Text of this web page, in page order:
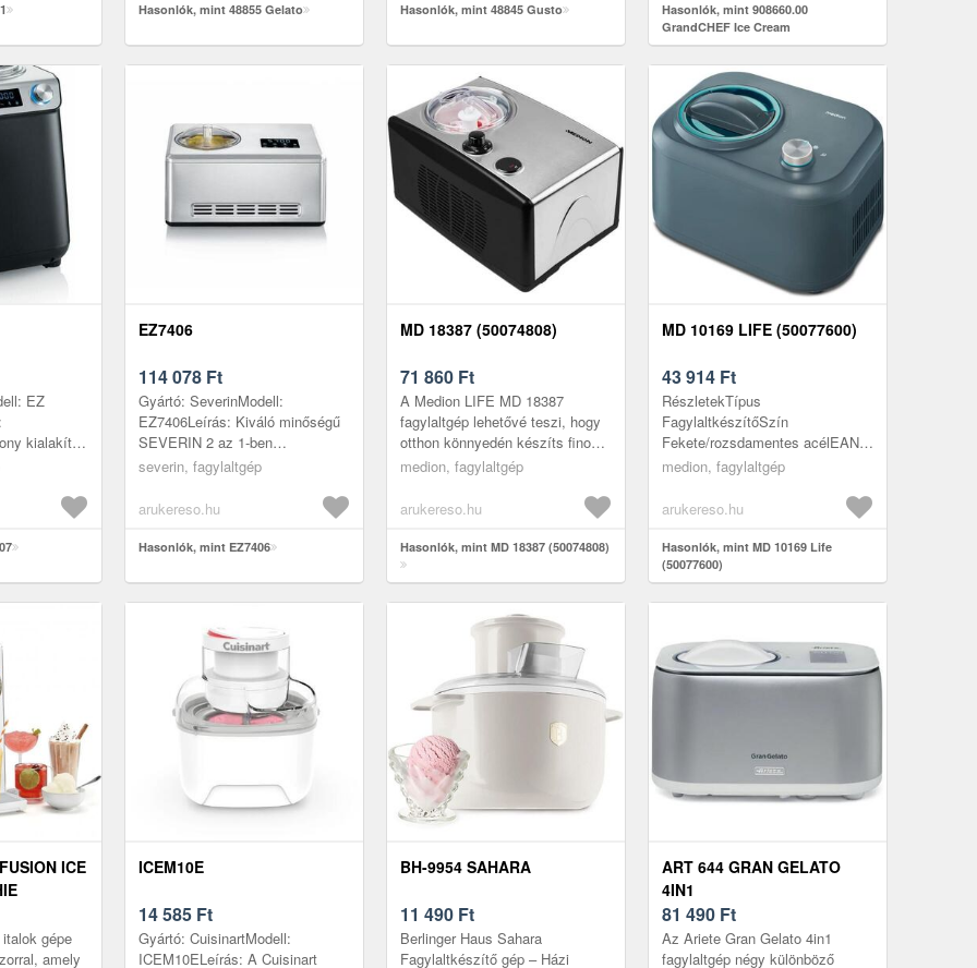
Hasonlók, mint 48855 Gelato Hasonlók, mint 48845 Gusto
Hasonlók, mint 908660.00
GrandCHEF Ice Cream
EZ
kialakítás
az ...
EZ7406
114 078 Ft
Gyártó: SeverinModell:
EZ7406Leírás: Kiváló minőségű
SEVERIN 2 az 1-ben
fagylaltkészítő, amellyel
szorbettet, fagylaltot...
severin, fagylaltgép
arukereso.hu
Hasonlók, mint EZ7406
MD 18387 (50074808)
71 860 Ft
A Medion LIFE MD 18387
fagylaltgép lehetővé teszi, hogy
otthon könnyedén készíts finom
fagylaltot, fagyasztott joghurtot
medion, fagylaltgép
arukereso.hu
Hasonlók, mint MD 18387 (50074808)
MD 10169 LIFE (50077600)
43 914 Ft
RészletekTípus
FagylaltkészítőSzín
Fekete/rozsdamentes acélEAN
4061275225334Gyártó: nem.
ÉLETEMűködés Forgó vezérlés,
medion, fagylaltgép
arukereso.hu
Hasonlók, mint MD 10169 Life
(50077600)
ICE
gépe
amely
ICEM10E
14 585 Ft
Gyártó: CuisinartModell:
ICEM10ELeírás: A Cuisinart
BH-9954 SAHARA
11 490 Ft
Berlinger Haus Sahara
Fagylaltkészítő gép – Házi
ART 644 GRAN GELATO
4IN1
81 490 Ft
Az Ariete Gran Gelato 4in1
fagylaltgép négy különböző